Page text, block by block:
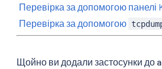
Перевірка за допомогою панелі
Перевірка за допомогою
Щойно ви додали застосунки до